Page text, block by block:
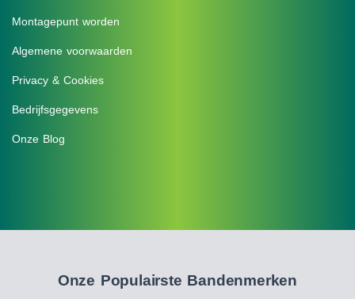
Montagepunt worden
Algemene voorwaarden
Privacy & Cookies
Bedrijfsgegevens
Onze Blog
Onze Populairste Bandenmerken